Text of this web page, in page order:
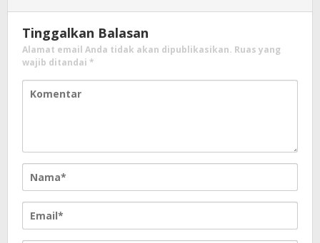
Tinggalkan Balasan
Alamat email Anda tidak akan dipublikasikan. Ruas yang
wajib ditandai *